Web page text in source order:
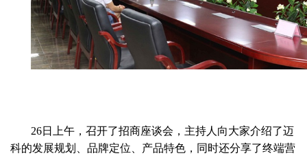
26日上午，召开了招商座谈会，主持人向大家介绍了迈
科的发展规划、品牌定位、产品特色，同时还分享了终端营